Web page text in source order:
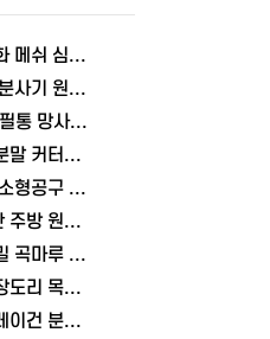
투명망사 화장품 잡화 메쉬 심플 여바라 필통파우치
세차 각도조절 롱 물분사기 원예 여바라 스프레이건 분사기
MS6 필통 고등학생필통 망사 여바라 투명 다용도 메쉬 파우치
알약커팅기 여바라 분말 커터기 절단기 분쇄기 보관함 알약가위
장도리 목공 가정용 소형공구 캠핑 손망치 휴대용 미니망치 여바라
접이식선반 폴딩선반 주방 원터치 여바라 4단, 이동식 베란다 팬트리 72x34x126.5cm, 수납 블랙
롱노즈 롱노우즈 정밀 곡마루 공구용품 작업 케이블 조립 여바라 공예 전선
공구 스틸자석망치 장도리 목공 쇠망치 캠핑 목수 가정용 빠루 여바라
분사기 물호스 스프레이건 분사건 청소 베란다 대형 원예용 수도 욕실 여바라